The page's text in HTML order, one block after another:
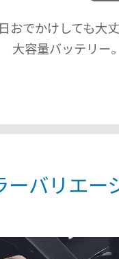
おでかけしても大
大容量バッテリー。
ーバリエー